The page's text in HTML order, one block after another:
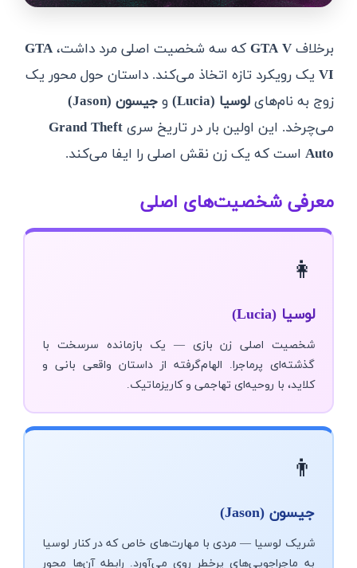
برخلافGTA Vکه سه شخصیت اصلی مرد داشت،GTA
VI یک رویکرد تازه اتخاذ می‌کند. داستان حول محور یک
زوج به نام‌هایلوسیا (Lucia) وجیسون (Jason)
می‌چرخد. این اولین بار در تاریخ سریGrand Theft
Auto است که یک زن نقش اصلی را ایفا می‌کند.
معرفی شخصیت‌های اصلی
👩
لوسیا (Lucia)
شخصیت اصلی زن بازی — یک بازمانده سرسخت با
گذشته‌ای پرماجرا. الهام‌گرفته از داستان واقعی بانی و
کلاید، با روحیه‌ای تهاجمی و کاریزماتیک.
👨
جیسون (Jason)
شریک لوسیا — مردی با مهارت‌های خاص که در کنار لوسیا
به ماجراجویی‌های پرخطر روی می‌آورد. رابطه آن‌ها محور